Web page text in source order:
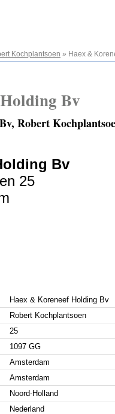
Kochplantsoen » Haex &
Bv
Robert
Bv
25
Haex & Koreneef Holding Bv
Robert Kochplantsoen
25
1097 GG
Amsterdam
Amsterdam
Noord-Holland
Nederland